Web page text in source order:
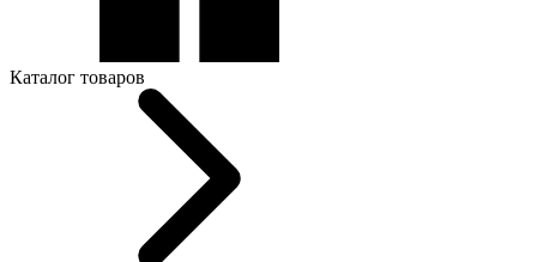
Каталог товаров